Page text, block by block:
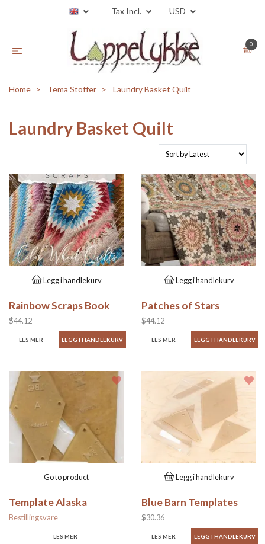
Tax Incl. USD
0
Home Tema Stoffer Laundry Basket Quilt
Laundry Basket Quilt
Legg i handlekurv
Rainbow Scraps Book
$44.12
LES MER
Legg i handlekurv
Patches of Stars
$44.12
LES MER
Go to product
Template Alaska
Bestillingsvare
LES MER
Legg i handlekurv
Blue Barn Templates
$30.36
LES MER